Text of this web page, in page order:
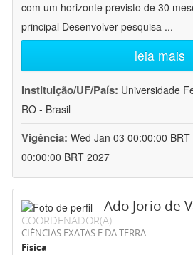
com um horizonte previsto de 30
principal Desenvolver pesquisa ...
leia mais
Instituição/UF/País: Universidade
RO - Brasil
Vigência: Wed Jan 03 00:00:00
00:00:00 BRT 2027
Ado Jorio de
COORDENADOR(A)
CIÊNCIAS EXATAS E DA TERRA
Física